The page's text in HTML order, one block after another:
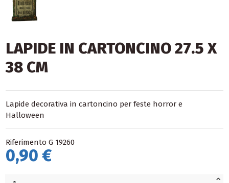
LAPIDE IN CARTONCINO 27.5 X
38 CM
Lapide decorativa in cartoncino per feste horror e
Halloween
Riferimento G 19260
0,90 €